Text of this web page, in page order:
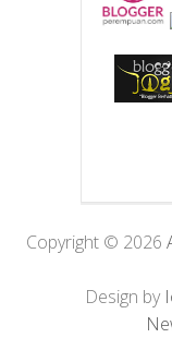
Copyright © 2026
Design by